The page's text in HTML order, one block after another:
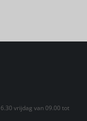
vrijdag van 09.00 tot